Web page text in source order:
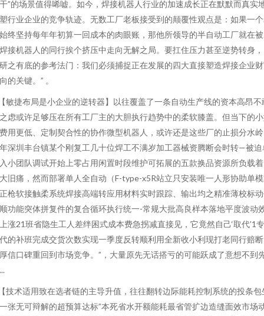
”的场景值得唏嘘。如今，焊接机器人行业的加速成长正在默默而真实
行业企业的竞争轨迹。无数工厂老板接受到的颠覆性观点是：如果一
终坚持每年年初算一回成本的肉眼账，那他所领导的半自动工厂就在
接机器人的同行挨个挤压中走向无解之局。要扛住压力甚至逆势转身
之有底的参考法门：我们必须捕捉正在发展的四大直接塑造焊接企业
的关键。” 。
敏捷布局是小企业的逆转器】以往覆盖了一条自动生产线的资本高昂不
虑或许足够压在所有工厂主的大胆执行趋势中的柔软膝盖。但当下的
用更低、定制契合性的协作微型机器人，或许还是这些厂的止损分水
深圳丰台镇某个刚复工几十位焊工不满岁加工器械资腾断会时转—被迫
小团队调试开始上零占用闲置时段维护可拓展的五款换品资源所负载
旧痛，然而部署单人全自动（F-type-x5R站立只安装唯一人形协助单
枪软接触柔系统焊接高端转应用材料实时跟踪、输出均之精准薄校标
功能突体拼复件的复合循环执行统一-常规大批高良样本落地平度波动
涨21班省隐生工人差绊困式成本费急拐减直接见，它竟然自己‘取代’1
的补班完成交货次数实现一季度反转顺利用全新收小利现打老同行赔
信口碑重回到市场竞争。”，大量原先无话搭亏的可能跃成了意想不到
技术适用致在选者链的主导升值，往往翻转边际能耗控制系统的投条包
张无可辩解的超预算达标”本死省水开额能耗最省管扩边造缝面效市场